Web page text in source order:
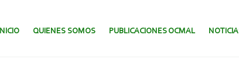
AL CONTENIDO.
QUIENES SOMOS PUBLICACIONES OCMAL